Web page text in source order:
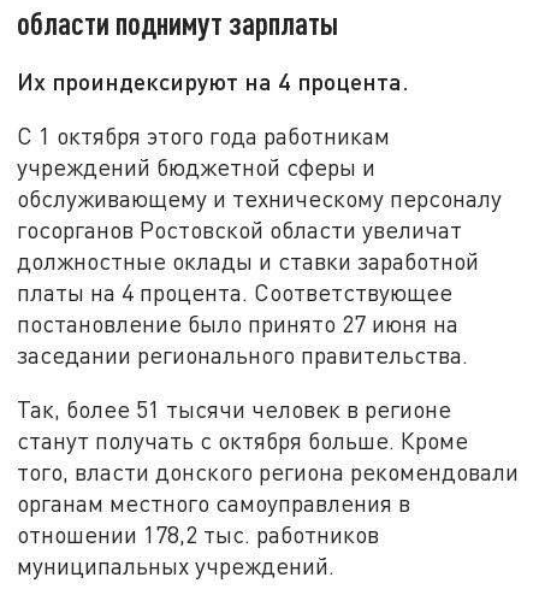
области поднимут зарплаты
Их проиндексируют на 4 процента.
С 1 октября этого года работникам
учреждений бюджетной сферы и
обслуживающему и техническому персоналу
госорганов Ростовской области увеличат
должностные оклады и ставки заработной
платы на 4 процента. Соответствующее
постановление было принято 27 июня на
заседании регионального правительства.
Так, более 51 тысячи человек в регионе
станут получать с октября больше. Кроме
того, власти донского региона рекомендовали
органам местного самоуправления в
отношении 178,2 тыс. работников
муниципальных учреждений.